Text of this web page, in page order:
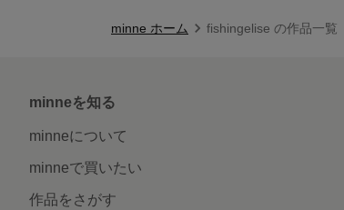
minne ホーム fishingelise の作品一覧
minneを知る
minneについて
minneで買いたい
作品をさがす